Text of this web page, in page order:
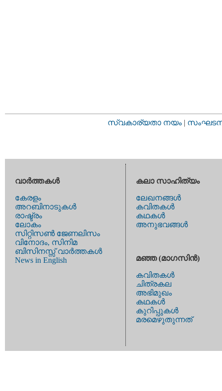
സ്വകാര്യതാ നയം |
വാര്‍ത്തകള്‍
കേരളം
അറബിനാടുകള്‍
രാഷ്ട്രം
ലോകം
സിറ്റിസണ്‍ ജേണലിസം
വിനോദം, സിനിമ
ബിസിനസ്സ് വാര്‍ത്തകള്‍
News in English
കലാ സാഹിത്യം
ലേഖനങ്ങള്‍
കവിതകള്‍
കഥകള്‍
അനുഭവങ്ങള്‍
മഞ്ഞ (മാഗസിന്‍)
കവിതകള്‍
ചിത്രകല
അഭിമുഖം
കഥകള്‍
കുറിപ്പുകള്‍
മരമെഴുതുന്നത്